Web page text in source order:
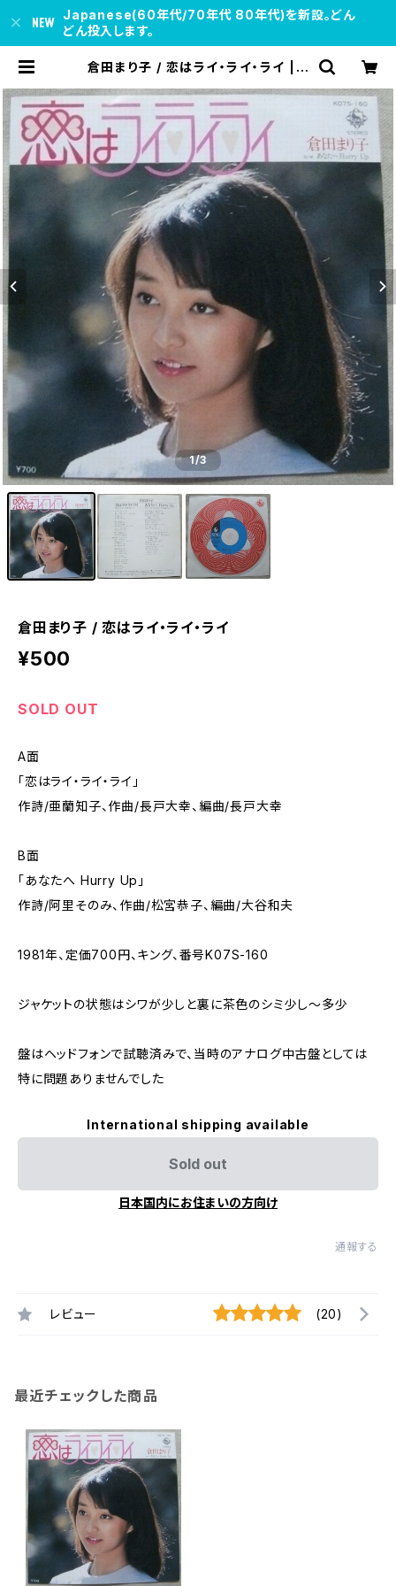
Japanese(60年代/70年代 80年代)を新設。どん
どん投入します。
倉田まり子 / 恋はライ・ライ・ライ | s
1/3
倉田まり子 / 恋はライ・ライ・ライ
¥500
SOLD OUT
A面
「恋はライ・ライ・ライ」
作詩/亜蘭知子、作曲/長戸大幸、編曲/長戸大幸
B面
「あなたへ Hurry Up」
作詩/阿里そのみ、作曲/松宮恭子、編曲/大谷和夫
1981年、定価700円、キング、番号K07S-160
ジャケットの状態はシワが少しと裏に茶色のシミ少し～多少
盤はヘッドフォンで試聴済みで、当時のアナログ中古盤としては
特に問題ありませんでした
International shipping available
Sold out
日本国内にお住まいの方向け
通報する
レビュー (20)
最近チェックした商品